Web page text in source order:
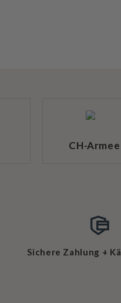
CH-Armee
Sichere Zahlung +